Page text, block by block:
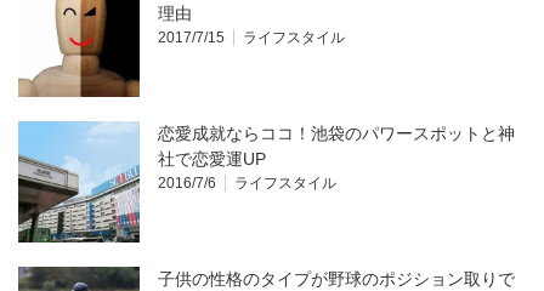
理由
2017/7/15 ライフスタイル
恋愛成就ならココ！池袋のパワースポットと神
社で恋愛運UP
2016/7/6 ライフスタイル
子供の性格のタイプが野球のポジション取りで